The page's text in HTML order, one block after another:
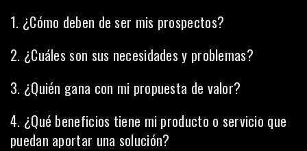
1. ¿Cómo deben de ser mis prospectos?
2. ¿Cuáles son sus necesidades y problemas?
3. ¿Quién gana con mi propuesta de valor?
4. ¿Qué beneficios tiene mi producto o servicio que
puedan aportar una solución?